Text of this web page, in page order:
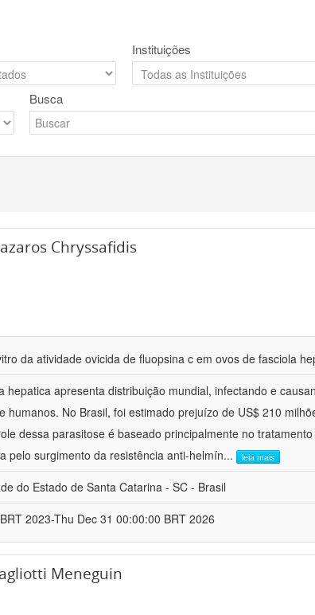
Instituições
Busca
Chryssafidis
da atividade ovicida de fluopsina c em ovos de fasciola
hepatica apresenta distribuição mundial, infectando e
humanos. No Brasil, foi estimado prejuízo de US$ 210
dessa parasitose é baseado principalmente no
pelo surgimento da resistência anti-helmín... leia mais
do Estado de Santa Catarina - SC - Brasil
2023-Thu Dec 31 00:00:00 BRT 2026
Meneguin